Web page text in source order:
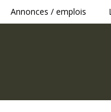
Annonces / emplois